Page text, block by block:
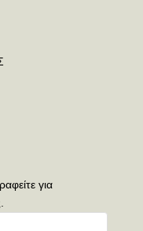
για